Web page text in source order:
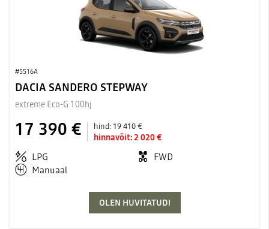
#5516A
DACIA SANDERO STEPWAY
extreme Eco-G 100hj
17 390 € hind: 19 410 €
hinnavõit:2 020 €
LPG
FWD
Manuaal
OLEN HUVITATUD!